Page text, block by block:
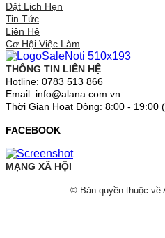
Đặt Lịch Hẹn
Tin Tức
Liên Hệ
Cơ Hội Việc Làm
THÔNG TIN LIÊN HỆ
Hotline: 0783 513 866
Email: info@alana.com.vn
Thời Gian Hoạt Động: 8:00 - 19:00
FACEBOOK
MẠNG XÃ HỘI
© Bản quyền thuộc về